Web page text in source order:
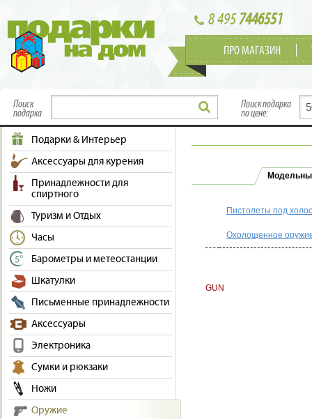
8 4957446551
ПРО МАГАЗИН
Поиск
подарка
Поиск подарка
по цене:
Подарки & Интерьер
Аксессуары для курения
Принадлежности для
спиртного
Туризм и Отдых
Часы
Барометры и метеостанции
Шкатулки
Письменные принадлежности
Аксессуары
Электроника
Сумки и рюкзаки
Ножи
Оружие
Пистолеты под
Охолощенное
GUN